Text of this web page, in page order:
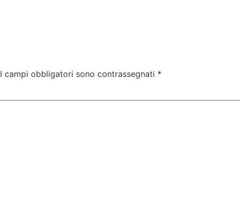
I campi obbligatori sono contrassegnati *